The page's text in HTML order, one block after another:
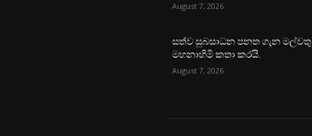
August 7, 2026
සත්ව සුබසාධන පනත ගැන මල්වතු
මහනාහිමි කතා කරයි.
August 7, 2026